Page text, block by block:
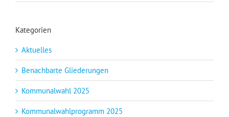
Kategorien
Aktuelles
Benachbarte Gliederungen
Kommunalwahl 2025
Kommunalwahlprogramm 2025